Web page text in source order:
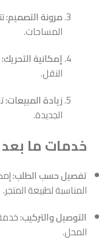
مرونة التصميم:
المساحات.
إمكانية التحريك:
النقل.
زيادة المبيعات:
الجديدة.
خدمات ما بعد
تفصيل حسب الطلب:
المناسبة لطبيعة المتجر.
التوصيل والتركيب:
المحل.